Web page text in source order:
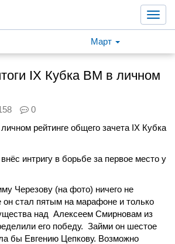
Март
IX Кубка ВМ в личном
0
рейтинге общего зачета IX Кубка
интригу в борьбе за первое место у
Черезову (на фото) ничего не
он стал пятым на марафоне и только
над Алексеем Смирновам из
его победу. Займи он шестое
бы Евгению Цепкову. Возможно